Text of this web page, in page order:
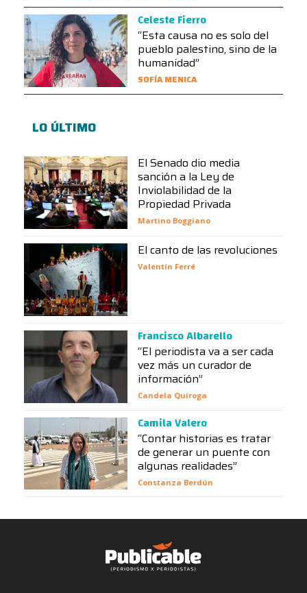
Celeste Fierro
“Esta causa no es solo del
pueblo palestino, sino de la
humanidad”
SOFÍA MENICA
LO ÚLTIMO
El Senado dio media
sanción a la Ley de
Inviolabilidad de la
Propiedad Privada
Martino Boggiano
El canto de las revoluciones
Valentín Ferré
Francisco Albarello
“El periodista va a ser cada
vez más un curador de
información”
Candela Quiroga
Camila Valero
“Contar historias es tratar
de generar un puente con
algunas realidades”
Constanza Berdún